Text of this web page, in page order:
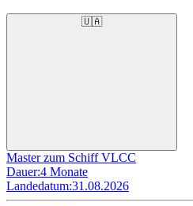
🇺🇦
Master zum Schiff VLCC
Dauer:4 Monate
Landedatum:31.08.2026